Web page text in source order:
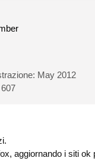
May 2012
607
aggiornando i siti ok